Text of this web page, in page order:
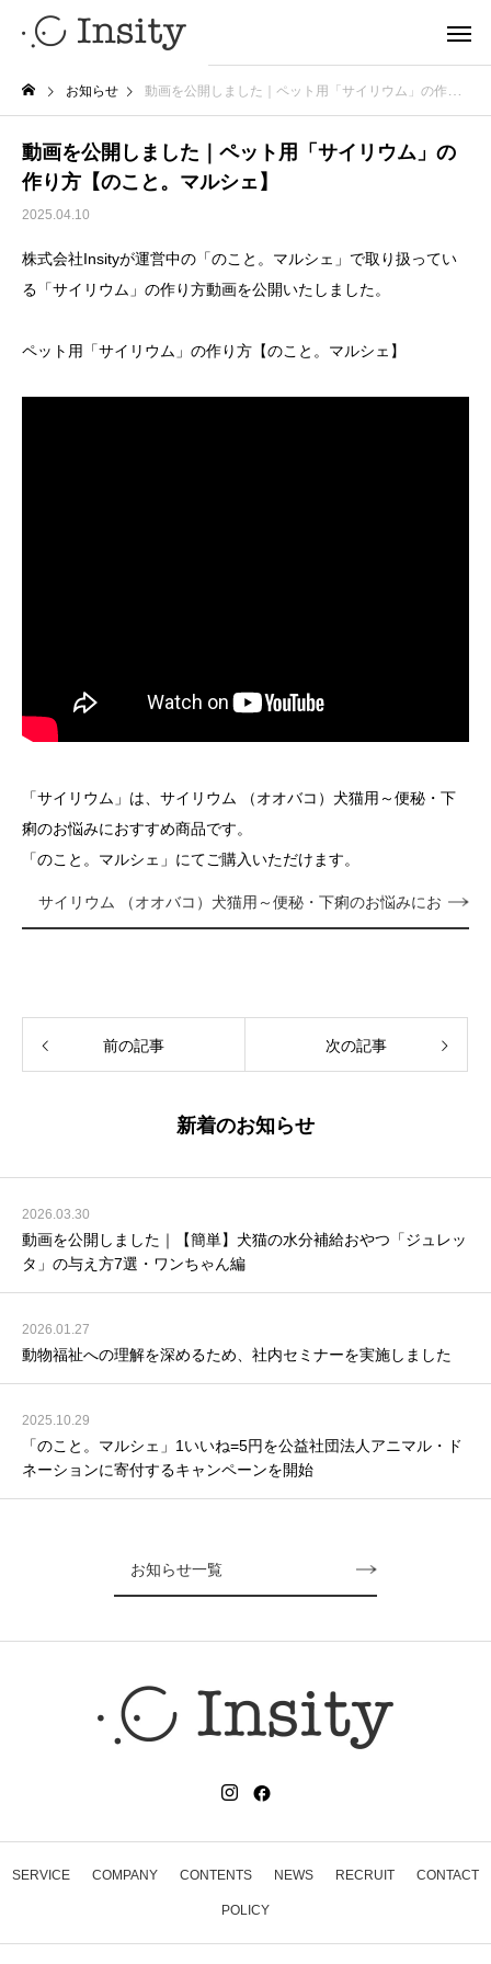
お知らせ 動画を公開しました｜ペット用「サイリウム」の作り方【のこと。マルシェ】
動画を公開しました｜ペット用「サイリウム」の
作り方【のこと。マルシェ】
2025.04.10
株式会社Insityが運営中の「のこと。マルシェ」で取り扱ってい
る「サイリウム」の作り方動画を公開いたしました。
ペット用「サイリウム」の作り方【のこと。マルシェ】
「サイリウム」は、サイリウム （オオバコ）犬猫用～便秘・下
痢のお悩みにおすすめ商品です。
「のこと。マルシェ」にてご購入いただけます。
サイリウム （オオバコ）犬猫用～便秘・下痢のお悩みにお
前の記事 次の記事
新着のお知らせ
2026.03.30
動画を公開しました｜【簡単】犬猫の水分補給おやつ「ジュレッ
タ」の与え方7選・ワンちゃん編
2026.01.27
動物福祉への理解を深めるため、社内セミナーを実施しました
2025.10.29
「のこと。マルシェ」1いいね=5円を公益社団法人アニマル・ド
ネーションに寄付するキャンペーンを開始
お知らせ一覧
SERVICE COMPANY CONTENTS NEWS RECRUIT CONTACT
POLICY